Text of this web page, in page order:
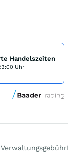
Handelszeiten
Uhr
Verwaltungsgebühr